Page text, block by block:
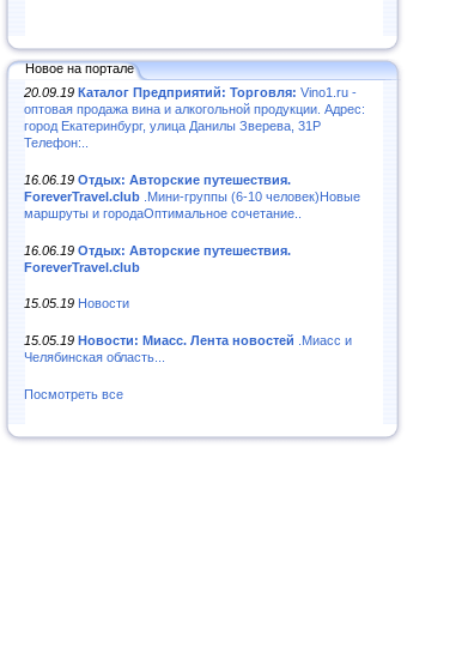
Новое на портале
20.09.19 Каталог Предприятий: Торговля: Vino1.ru -
оптовая продажа вина и алкогольной продукции. Адрес:
город Екатеринбург, улица Данилы Зверева, 31Р
Телефон:..
16.06.19 Отдых: Авторские путешествия.
ForeverTravel.club .Мини-группы (6-10 человек)Новые
маршруты и городаОптимальное сочетание..
16.06.19 Отдых: Авторские путешествия.
ForeverTravel.club
15.05.19 Новости
15.05.19 Новости: Миасс. Лента новостей .Миасс и
Челябинская область...
Посмотреть все